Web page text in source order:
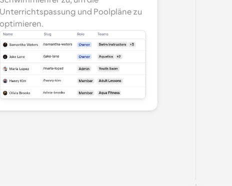
Unterrichtspassung und Poolpläne zu
optimieren.